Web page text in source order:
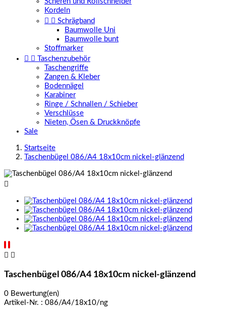
Kordeln
  Schrägband
Baumwolle Uni
Baumwolle bunt
Stoffmarker
 
Taschenzubehör
Taschengriffe
Zangen & Kleber
Bodennägel
Karabiner
Ringe / Schnallen / Schieber
Verschlüsse
Nieten, Ösen & Druckknöpfe
Sale
Startseite
Taschenbügel 086/A4 18x10cm nickel-glänzend

 
Taschenbügel 086/A4 18x10cm nickel-glänzend
0 Bewertung(en)
Artikel-Nr. : 086/A4/18x10/ng